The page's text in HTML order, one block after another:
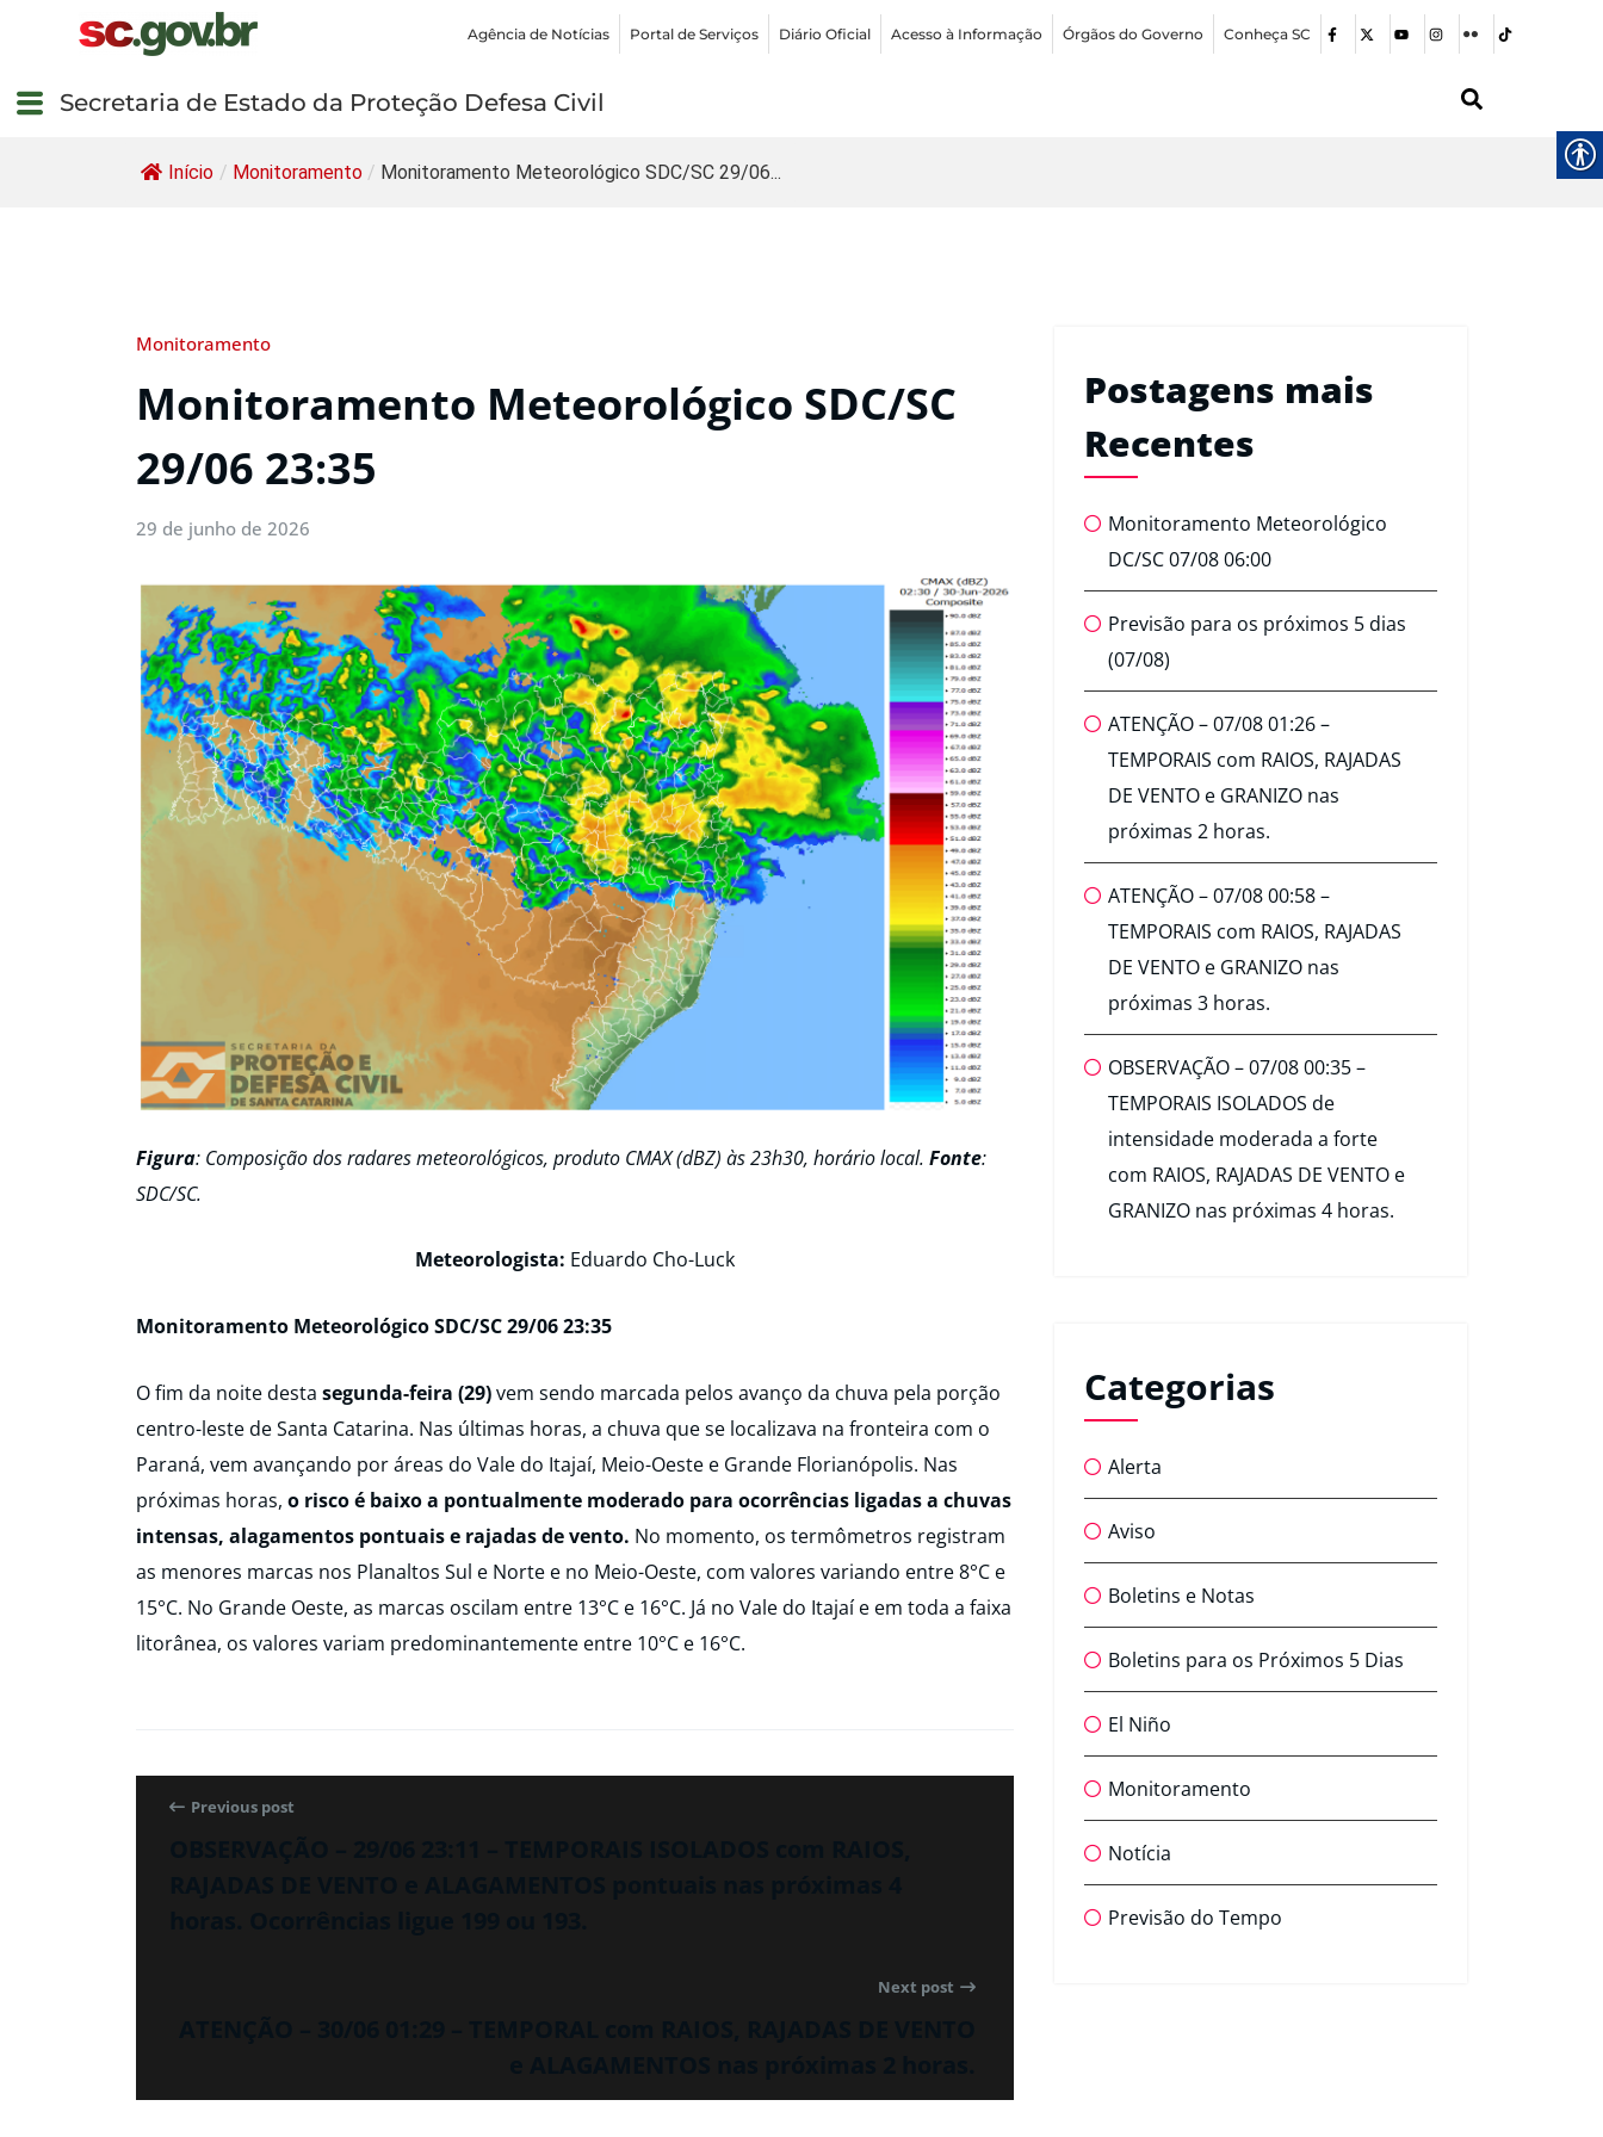
Agência de Notícias Portal de Serviços Diário Oficial Acesso à Informação Órgãos do Governo Conheça SC
Secretaria de Estado da Proteção Defesa Civil
Início / Monitoramento / Monitoramento Meteorológico SDC/SC 29/06...
Monitoramento
Monitoramento Meteorológico SDC/SC
29/06 23:35
29 de junho de 2026
Figura: Composição dos radares meteorológicos, produto CMAX (dBZ) às 23h30, horário local. Fonte:
SDC/SC.
Meteorologista: Eduardo Cho-Luck
Monitoramento Meteorológico SDC/SC 29/06 23:35
O fim da noite desta segunda-feira (29)vem sendo marcada pelos avanço da chuva pela porção
centro-leste de Santa Catarina. Nas últimas horas, a chuva que se localizava na fronteira com o
Paraná, vem avançando por áreas do Vale do Itajaí, Meio-Oeste e Grande Florianópolis. Nas
próximas horas, o risco é baixo a pontualmente moderado para ocorrências ligadas a chuvas
intensas, alagamentos pontuais e rajadas de vento. No momento, os termômetros registram
as menores marcas nos Planaltos Sul e Norte e no Meio-Oeste, com valores variando entre 8°C e
15°C. No Grande Oeste, as marcas oscilam entre 13°C e 16°C. Já no Vale do Itajaí e em toda a faixa
litorânea, os valores variam predominantemente entre 10°C e 16°C.
Previous post
Next post
Postagens mais
Recentes
Monitoramento Meteorológico
DC/SC 07/08 06:00
Previsão para os próximos 5 dias
(07/08)
ATENÇÃO – 07/08 01:26 –
TEMPORAIS com RAIOS, RAJADAS
DE VENTO e GRANIZO nas
próximas 2 horas.
ATENÇÃO – 07/08 00:58 –
TEMPORAIS com RAIOS, RAJADAS
DE VENTO e GRANIZO nas
próximas 3 horas.
OBSERVAÇÃO – 07/08 00:35 –
TEMPORAIS ISOLADOS de
intensidade moderada a forte
com RAIOS, RAJADAS DE VENTO e
GRANIZO nas próximas 4 horas.
Categorias
Alerta
Aviso
Boletins e Notas
Boletins para os Próximos 5 Dias
El Niño
Monitoramento
Notícia
Previsão do Tempo